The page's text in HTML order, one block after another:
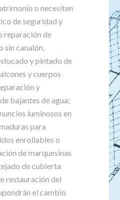
o necesiten
de seguridad y
reparación de
sin canalón,
y pintado de
y cuerpos
y
bajantes de agua;
luminosos en
para
enrollables o
de marquesinas
de cubierta
restauración del
el cambio